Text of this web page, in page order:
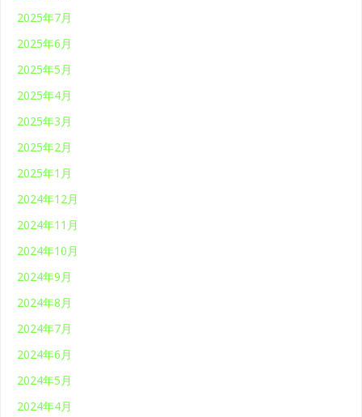
2025年7月
2025年6月
2025年5月
2025年4月
2025年3月
2025年2月
2025年1月
2024年12月
2024年11月
2024年10月
2024年9月
2024年8月
2024年7月
2024年6月
2024年5月
2024年4月